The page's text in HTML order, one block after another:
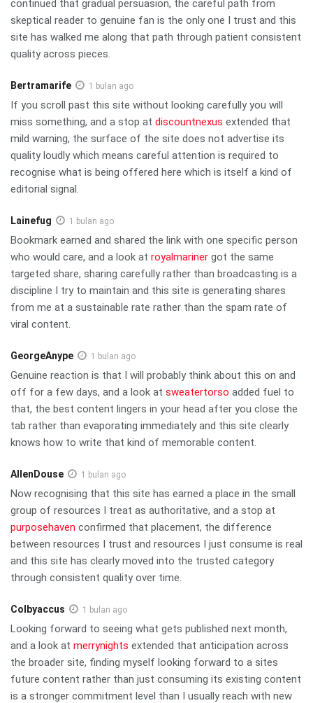
continued that gradual persuasion, the careful path from
skeptical reader to genuine fan is the only one I trust and this
site has walked me along that path through patient consistent
quality across pieces.
Bertramarife 1 bulan ago
If you scroll past this site without looking carefully you will
miss something, and a stop at discountnexus extended that
mild warning, the surface of the site does not advertise its
quality loudly which means careful attention is required to
recognise what is being offered here which is itself a kind of
editorial signal.
Lainefug 1 bulan ago
Bookmark earned and shared the link with one specific person
who would care, and a look at royalmariner got the same
targeted share, sharing carefully rather than broadcasting is a
discipline I try to maintain and this site is generating shares
from me at a sustainable rate rather than the spam rate of
viral content.
GeorgeAnype 1 bulan ago
Genuine reaction is that I will probably think about this on and
off for a few days, and a look at sweatertorso added fuel to
that, the best content lingers in your head after you close the
tab rather than evaporating immediately and this site clearly
knows how to write that kind of memorable content.
AllenDouse 1 bulan ago
Now recognising that this site has earned a place in the small
group of resources I treat as authoritative, and a stop at
purposehaven confirmed that placement, the difference
between resources I trust and resources I just consume is real
and this site has clearly moved into the trusted category
through consistent quality over time.
Colbyaccus 1 bulan ago
Looking forward to seeing what gets published next month,
and a look at merrynights extended that anticipation across
the broader site, finding myself looking forward to a sites
future content rather than just consuming its existing content
is a stronger commitment level than I usually reach with new